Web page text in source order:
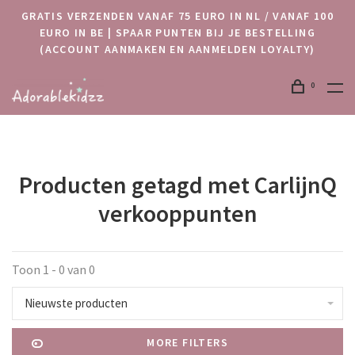
GRATIS VERZENDEN VANAF 75 EURO IN NL / VANAF 100
EURO IN BE | SPAAR PUNTEN BIJ JE BESTELLING
(ACCOUNT AANMAKEN EN AANMELDEN LOYALTY)
0
Producten getagd met CarlijnQ
verkooppunten
Toon 1 - 0 van 0
Nieuwste producten
MORE FILTERS